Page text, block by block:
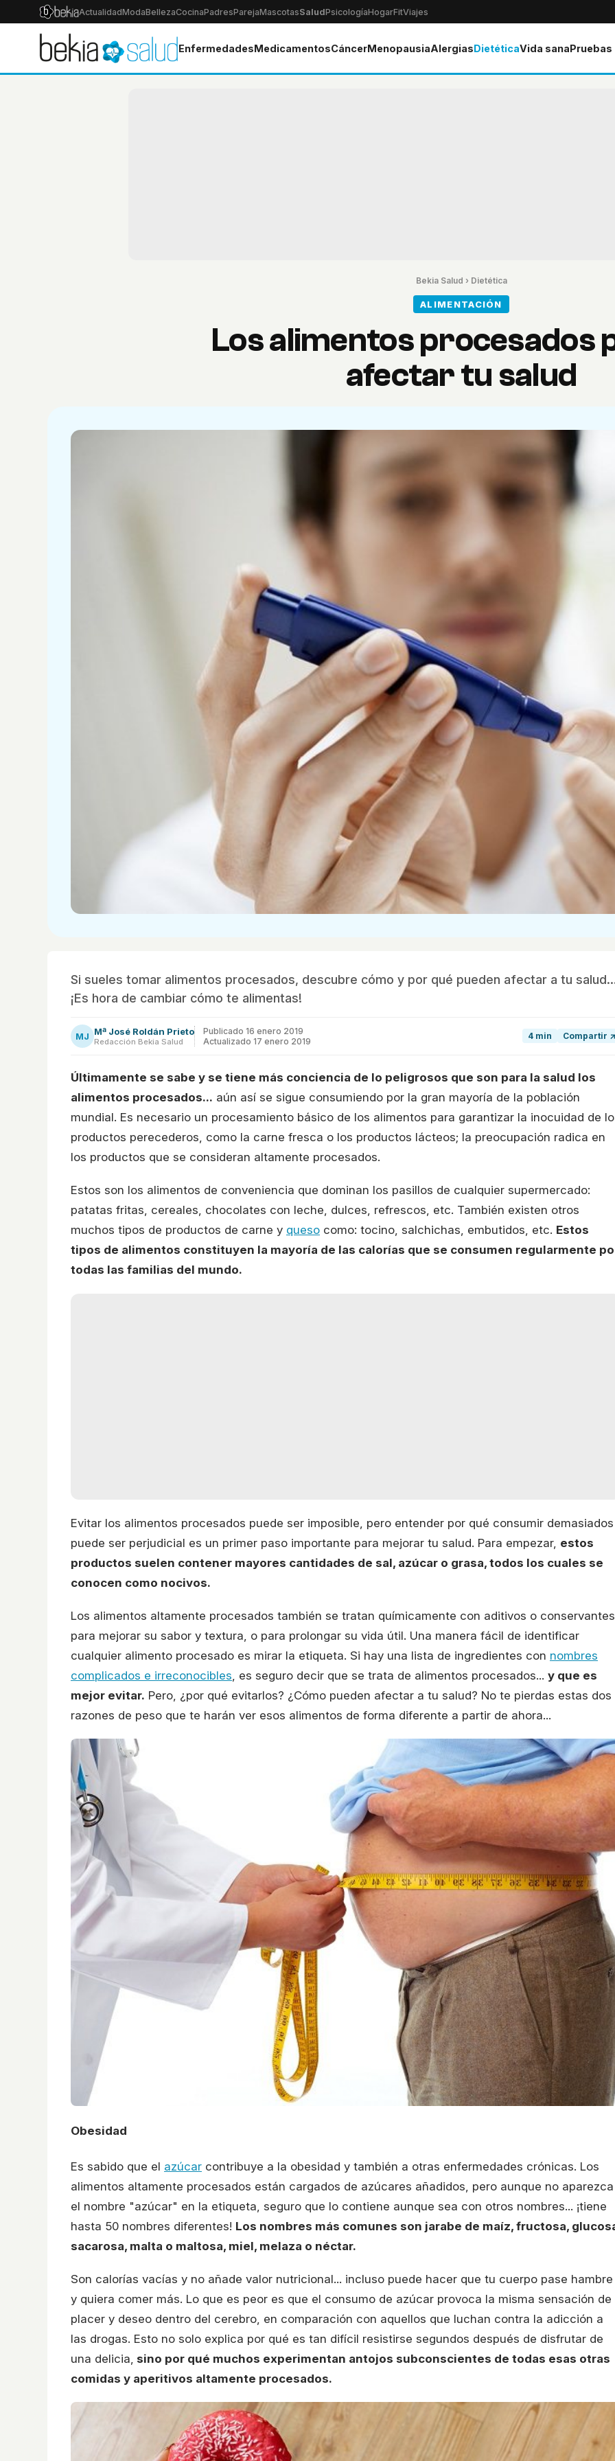
ActualidadModaBellezaCocinaPadresParejaMascotasSaludPsicologíaHogarFitViajes
EnfermedadesMedicamentosCáncerMenopausiaAlergiasDietéticaVida sana
Bekia Salud › Dietética
ALIMENTACIÓN
Los alimentos procesados
afectar tu salud
Si sueles tomar alimentos procesados, descubre cómo y por qué pueden afectar a tu
¡Es hora de cambiar cómo te alimentas!
MJ Mª José Roldán Prieto
Redacción Bekia Salud
Publicado 16 enero 2019
Actualizado 17 enero 2019
4 min Compartir ↗
Últimamente se sabe y se tiene más conciencia de lo peligrosos que son para la salud los
alimentos procesados... aún así se sigue consumiendo por la gran mayoría de la población
mundial. Es necesario un procesamiento básico de los alimentos para garantizar la inocuidad de
productos perecederos, como la carne fresca o los productos lácteos; la preocupación radica en
los productos que se consideran altamente procesados.
Estos son los alimentos de conveniencia que dominan los pasillos de cualquier supermercado:
patatas fritas, cereales, chocolates con leche, dulces, refrescos, etc. También existen otros
muchos tipos de productos de carne y queso como: tocino, salchichas, embutidos, etc. Estos
tipos de alimentos constituyen la mayoría de las calorías que se consumen regularmente
todas las familias del mundo.
Evitar los alimentos procesados puede ser imposible, pero entender por qué consumir demasiados
puede ser perjudicial es un primer paso importante para mejorar tu salud. Para empezar, estos
productos suelen contener mayores cantidades de sal, azúcar o grasa, todos los cuales se
conocen como nocivos.
Los alimentos altamente procesados también se tratan químicamente con aditivos o conservantes
para mejorar su sabor y textura, o para prolongar su vida útil. Una manera fácil de identificar
cualquier alimento procesado es mirar la etiqueta. Si hay una lista de ingredientes con nombres
complicados e irreconocibles , es seguro decir que se trata de alimentos procesados... y que es
mejor evitar. Pero, ¿por qué evitarlos? ¿Cómo pueden afectar a tu salud? No te pierdas estas dos
razones de peso que te harán ver esos alimentos de forma diferente a partir de ahora...
Obesidad
Es sabido que el azúcar contribuye a la obesidad y también a otras enfermedades crónicas. Los
alimentos altamente procesados están cargados de azúcares añadidos, pero aunque no aparezca
el nombre "azúcar" en la etiqueta, seguro que lo contiene aunque sea con otros nombres... ¡tiene
hasta 50 nombres diferentes! Los nombres más comunes son jarabe de maíz, fructosa,
sacarosa, malta o maltosa, miel, melaza o néctar.
Son calorías vacías y no añade valor nutricional... incluso puede hacer que tu cuerpo pase hambre
y quiera comer más. Lo que es peor es que el consumo de azúcar provoca la misma sensación de
placer y deseo dentro del cerebro, en comparación con aquellos que luchan contra la adicción a
las drogas. Esto no solo explica por qué es tan difícil resistirse segundos después de disfrutar de
una delicia, sino por qué muchos experimentan antojos subconscientes de todas esas otras
comidas y aperitivos altamente procesados.